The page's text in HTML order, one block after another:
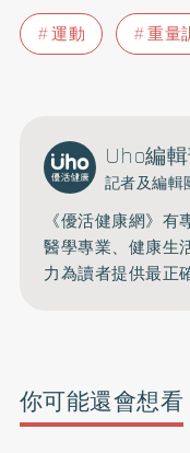
運動 重量
Uho編
記者及編輯
《優活健康網》
醫學專業、健康生
力為讀者提供最正
你可能還會想看